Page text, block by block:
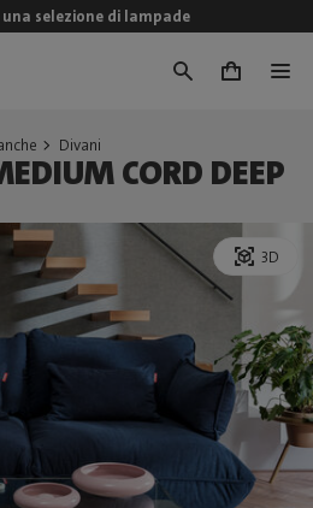
selezione di lampade
0
Divani
CORD DEEP
3D